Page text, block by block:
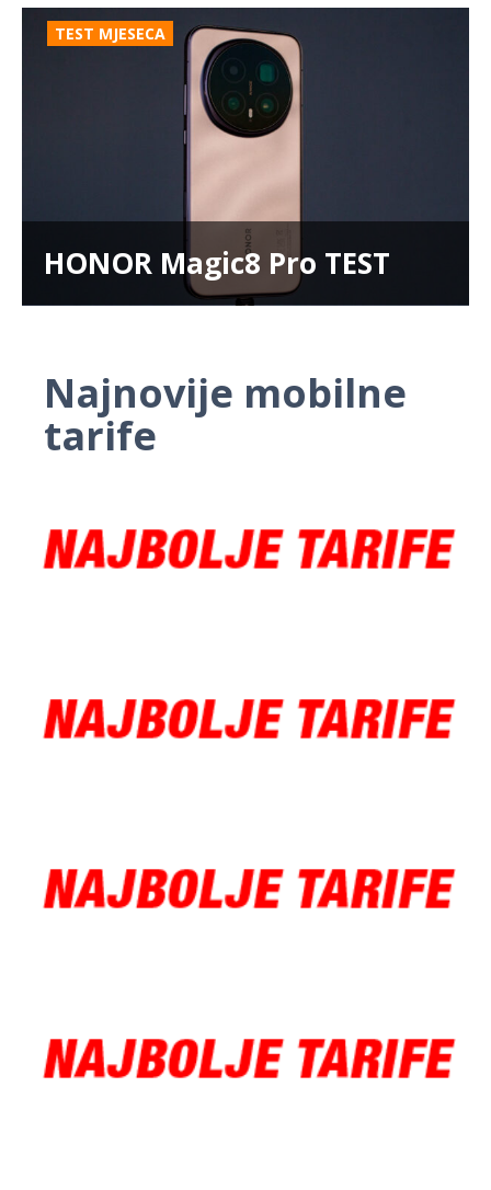
TEST MJESECA
HONOR Magic8 Pro TEST
Najnovije mobilne
tarife